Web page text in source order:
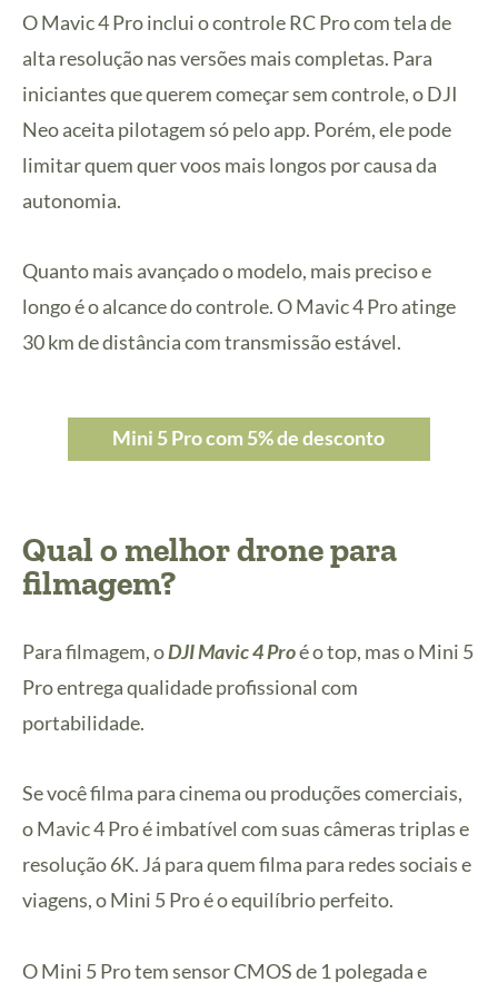
O Mavic 4 Pro inclui o controle RC Pro com tela de
alta resolução nas versões mais completas. Para
iniciantes que querem começar sem controle, o DJI
Neo aceita pilotagem só pelo app. Porém, ele pode
limitar quem quer voos mais longos por causa da
autonomia.
Quanto mais avançado o modelo, mais preciso e
longo é o alcance do controle. O Mavic 4 Pro atinge
30 km de distância com transmissão estável.
Mini 5 Pro com 5% de desconto
Qual o melhor drone para
filmagem?
Para filmagem, oDJI Mavic 4 Proé o top, mas o Mini 5
Pro entrega qualidade profissional com
portabilidade.
Se você filma para cinema ou produções comerciais,
o Mavic 4 Pro é imbatível com suas câmeras triplas e
resolução 6K. Já para quem filma para redes sociais e
viagens, o Mini 5 Pro é o equilíbrio perfeito.
O Mini 5 Pro tem sensor CMOS de 1 polegada e